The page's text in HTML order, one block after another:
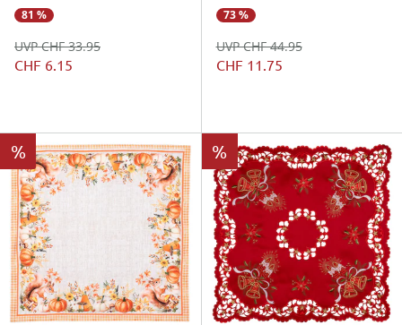
81 %
CHF 6.15
UVP CHF 33.95
73 %
CHF 11.75
UVP CHF 44.95
% %